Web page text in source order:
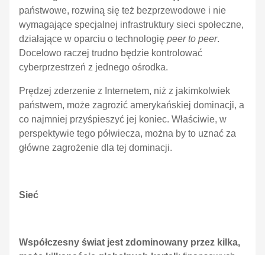
państwowe, rozwiną się też bezprzewodowe i nie
wymagające specjalnej infrastruktury sieci społeczne,
działające w oparciu o technologię peer to peer.
Docelowo raczej trudno będzie kontrolować
cyberprzestrzeń z jednego ośrodka.
Prędzej zderzenie z Internetem, niż z jakimkolwiek
państwem, może zagrozić amerykańskiej dominacji, a
co najmniej przyśpieszyć jej koniec. Właściwie, w
perspektywie tego półwiecza, można by to uznać za
główne zagrożenie dla tej dominacji.
Sieć
Współczesny świat jest zdominowany przez kilka,